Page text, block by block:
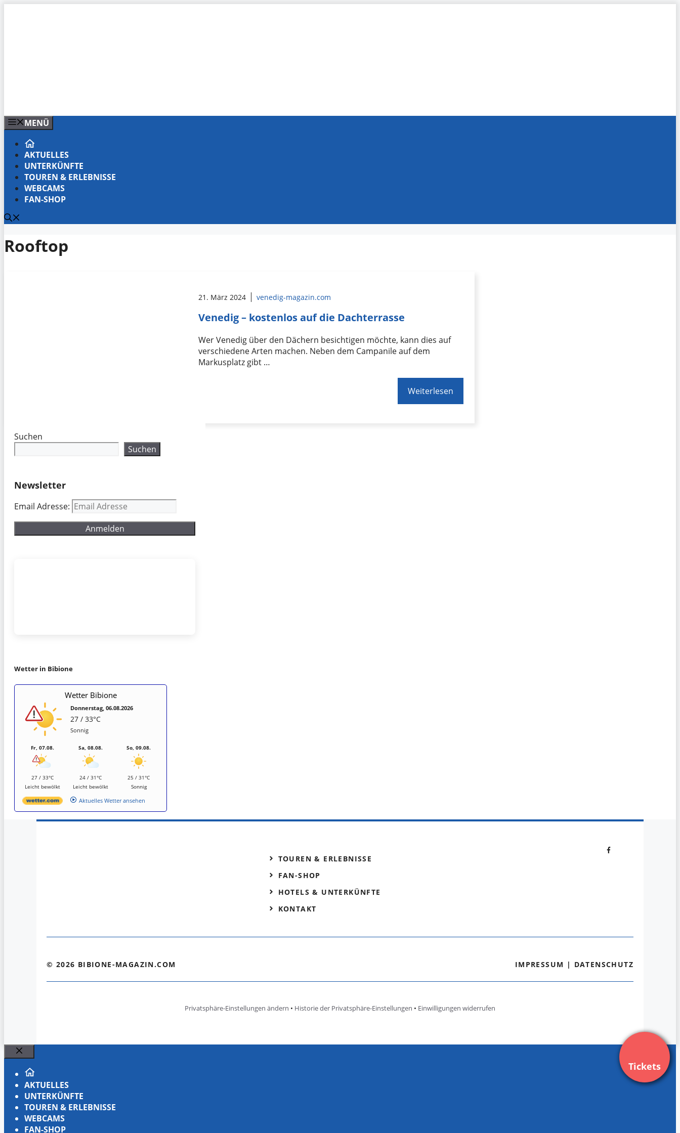
MENÜ
AKTUELLES
UNTERKÜNFTE
TOUREN & ERLEBNISSE
WEBCAMS
FAN-SHOP
Rooftop
21. März 2024 venedig-magazin.com
Venedig – kostenlos auf die Dachterrasse
Wer Venedig über den Dächern besichtigen möchte, kann dies auf
verschiedene Arten machen. Neben dem Campanile auf dem
Markusplatz gibt …
Weiterlesen
Suchen
Suchen
Newsletter
Email Adresse:
Wetter in Bibione
Wetter Bibione
Donnerstag, 06.08.2026
27 / 33°C
Sonnig
Fr, 07.08.
27 / 33°C
Leicht bewölkt
Sa, 08.08.
24 / 31°C
Leicht bewölkt
So, 09.08.
25 / 31°C
Sonnig
Aktuelles Wetter ansehen
Tickets
TOUREN & ERLEBNISSE
FAN-SHOP
HOTELS & UNTERKÜNFTE
KONTAKT
© 2026 BIBIONE-MAGAZIN.COM IMPRESSUM | DATENSCHUTZ
Privatsphäre-Einstellungen ändern • Historie der Privatsphäre-Einstellungen • Einwilligungen widerrufen
Schließen
AKTUELLES
UNTERKÜNFTE
TOUREN & ERLEBNISSE
WEBCAMS
FAN-SHOP